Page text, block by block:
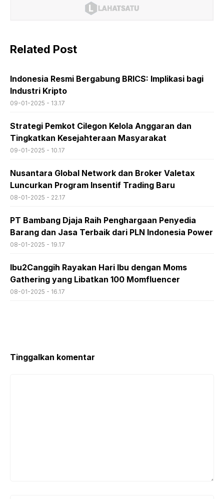
Related Post
Indonesia Resmi Bergabung BRICS: Implikasi bagi
Industri Kripto
09-01-2025 - 13.17
Strategi Pemkot Cilegon Kelola Anggaran dan
Tingkatkan Kesejahteraan Masyarakat
09-01-2025 - 10.17
Nusantara Global Network dan Broker Valetax
Luncurkan Program Insentif Trading Baru
08-01-2025 - 22.17
PT Bambang Djaja Raih Penghargaan Penyedia
Barang dan Jasa Terbaik dari PLN Indonesia Power
08-01-2025 - 19.17
Ibu2Canggih Rayakan Hari Ibu dengan Moms
Gathering yang Libatkan 100 Momfluencer
08-01-2025 - 16.17
Tinggalkan komentar